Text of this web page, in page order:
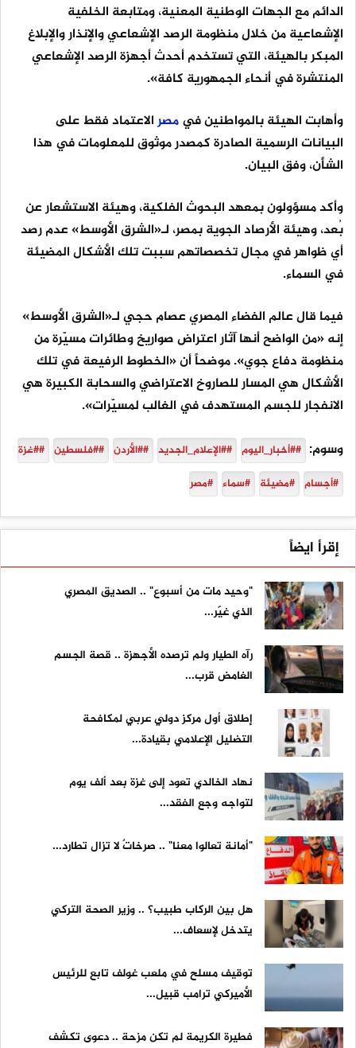
الدائم مع الجهات الوطنية المعنية، ومتابعة الخلفية
الإشعاعية من خلال منظومة الرصد الإشعاعي والإنذار والإبلاغ
المبكر بالهيئة، التي تستخدم أحدث أجهزة الرصد الإشعاعي
المنتشرة في أنحاء الجمهورية كافة».
وأهابت الهيئة بالمواطنين فيمصرالاعتماد فقط على
البيانات الرسمية الصادرة كمصدر موثوق للمعلومات في هذا
الشأن، وفق البيان.
وأكد مسؤولون بمعهد البحوث الفلكية، وهيئة الاستشعار عن
بُعد، وهيئة الأرصاد الجوية بمصر، لـ«الشرق الأوسط» عدم رصد
أي ظواهر في مجال تخصصاتهم سببت تلك الأشكال المضيئة
في السماء.
فيما قال عالم الفضاء المصري عصام حجي لـ«الشرق الأوسط»
إنه «من الواضح أنها آثار اعتراض صواريخ وطائرات مسيّرة من
منظومة دفاع جوي». موضحاً أن «الخطوط الرفيعة في تلك
الأشكال هي المسار للصاروخ الاعتراضي والسحابة الكبيرة هي
الانفجار للجسم المستهدف في الغالب لمسيّرات».
وسوم: ##أخبار_اليوم ##الإعلام_الجديد ##الأردن ##فلسطين ##غزة
#أجسام #مضيئة #سماء #مصر
إقرأ ايضاً
"وحيد مات من أسبوع" .. الصديق المصري
الذي غيّر...
رآه الطيار ولم ترصده الأجهزة .. قصة الجسم
الغامض قرب...
إطلاق أول مركز دولي عربي لمكافحة
التضليل الإعلامي بقيادة...
نهاد الخالدي تعود إلى غزة بعد ألف يوم
لتواجه وجع الفقد...
"أمانة تعالوا معنا" .. صرخاتٌ لا تزال تطارد...
هل بين الركاب طبيب؟ .. وزير الصحة التركي
يتدخل لإسعاف...
توقيف مسلح في ملعب غولف تابع للرئيس
الأميركي ترامب قبيل...
فطيرة الكريمة لم تكن مزحة .. دعوى تكشف